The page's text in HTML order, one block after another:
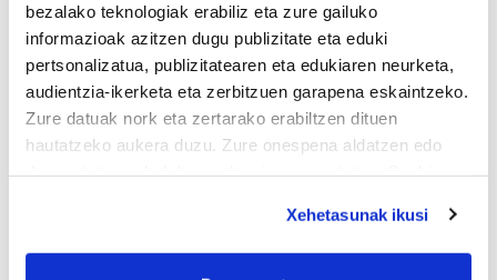
bezalako teknologiak erabiliz eta zure gailuko
informazioak azitzen dugu publizitate eta eduki
pertsonalizatua, publizitatearen eta edukiaren neurketa,
audientzia-ikerketa eta zerbitzuen garapena eskaintzeko.
Zure datuak nork eta zertarako erabiltzen dituen
hautatzeko aukera duzu. Zure onespena aldatzen edo
If you allow, we would also like to:
Xehetasunak ikusi